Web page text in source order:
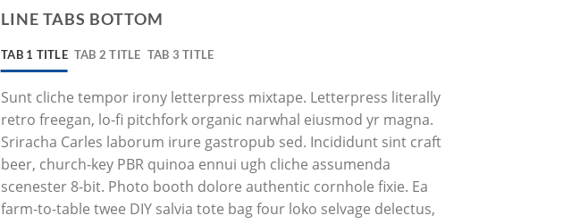
LINE TABS BOTTOM
TAB 1 TITLE TAB 2 TITLE TAB 3 TITLE
Sunt cliche tempor irony letterpress mixtape. Letterpress literally
retro freegan, lo-fi pitchfork organic narwhal eiusmod yr magna.
Sriracha Carles laborum irure gastropub sed. Incididunt sint craft
beer, church-key PBR quinoa ennui ugh cliche assumenda
scenester 8-bit. Photo booth dolore authentic cornhole fixie. Ea
farm-to-table twee DIY salvia tote bag four loko selvage delectus,